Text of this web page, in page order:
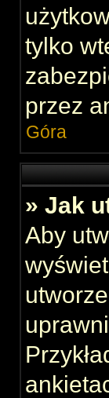
tylko
przez
Góra
» Jak
Aby